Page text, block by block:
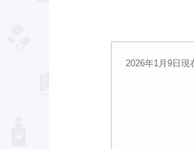
2026年1月9日現